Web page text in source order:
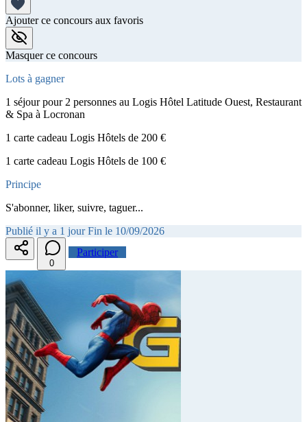
Ajouter ce concours aux favoris
Masquer ce concours
Lots à gagner
1 séjour pour 2 personnes au Logis Hôtel Latitude Ouest, Restaurant
& Spa à Locronan
1 carte cadeau Logis Hôtels de 200 €
1 carte cadeau Logis Hôtels de 100 €
Principe
S'abonner, liker, suivre, taguer...
Publié il y a 1 jour Fin le 10/09/2026
0
Participer